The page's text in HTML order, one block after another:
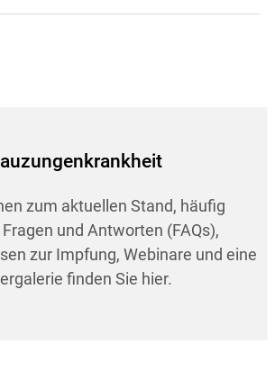
zum aktuellen Stand, häufig
und Antworten (FAQs),
zur Impfung, Webinare und eine
finden Sie hier.